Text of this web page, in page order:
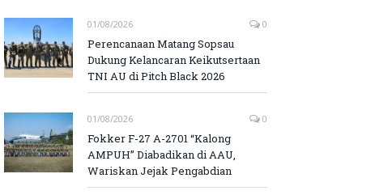
01/08/2026 0
Perencanaan Matang Sopsau
Dukung Kelancaran Keikutsertaan
TNI AU di Pitch Black 2026
01/08/2026 0
Fokker F-27 A-2701 “Kalong
AMPUH” Diabadikan di AAU,
Wariskan Jejak Pengabdian